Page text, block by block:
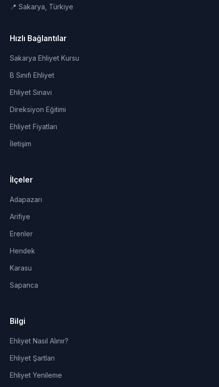
📍 Sakarya, Türkiye
Hızlı Bağlantılar
Sakarya Ehliyet Kursu
B Sınıfı Ehliyet
Ehliyet Sınavı
Direksiyon Eğitimi
Ehliyet Fiyatları
İletişim
İlçeler
Adapazarı
Arifiye
Erenler
Hendek
Karasu
Sapanca
Bilgi
Ehliyet Nasıl Alınır?
Ehliyet Şartları
Ehliyet Yenileme